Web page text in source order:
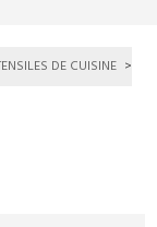
DE CUISINE